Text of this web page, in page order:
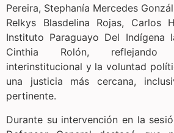
Pereira, Stephanía Mercedes
Relkys Blasdelina Rojas, Carlos
Instituto Paraguayo Del Indígena
Cinthia Rolón, reflejando
interinstitucional y la voluntad
una justicia más cercana,
pertinente.
Durante su intervención en la